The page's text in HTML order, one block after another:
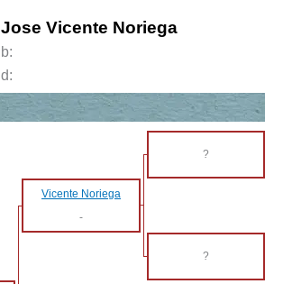
Jose Vicente Noriega
b:
d:
?
Vicente Noriega
-
?